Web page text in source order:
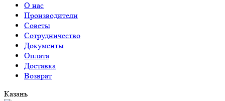
О нас
Производители
Советы
Сотрудничество
Документы
Оплата
Доставка
Возврат
Казань